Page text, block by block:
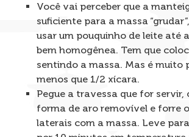
Você vai perceber que a
suficiente para a massa
usar um pouquinho de leite até
bem homogênea. Tem que
sentindo a massa. Mas é muito
menos que 1/2 xícara.
Pegue a travessa que for servir,
forma de aro removível e forre
laterais com a massa. Leve